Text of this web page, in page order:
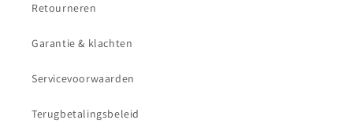
Retourneren
Garantie & klachten
Servicevoorwaarden
Terugbetalingsbeleid